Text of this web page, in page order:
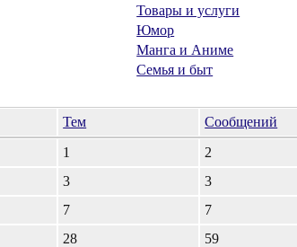
Товары и услуги
Юмор
Манга и Аниме
Семья и быт
Тем Сообщений
1 2
3 3
7 7
28 59